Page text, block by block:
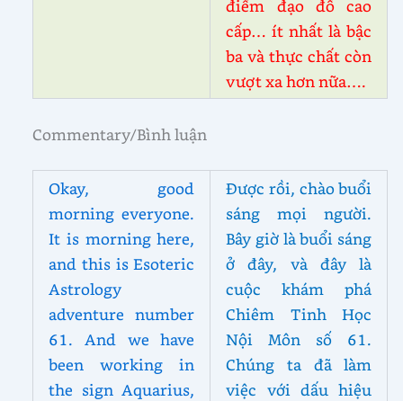
điểm đạo đồ cao
cấp… ít nhất là bậc
ba và thực chất còn
vượt xa hơn nữa….
Commentary/Bình luận
Okay, good
morning everyone.
It is morning here,
and this is Esoteric
Astrology
adventure number
61. And we have
been working in
the sign Aquarius,
Được rồi, chào buổi
sáng mọi người.
Bây giờ là buổi sáng
ở đây, và đây là
cuộc khám phá
Chiêm Tinh Học
Nội Môn số 61.
Chúng ta đã làm
việc với dấu hiệu